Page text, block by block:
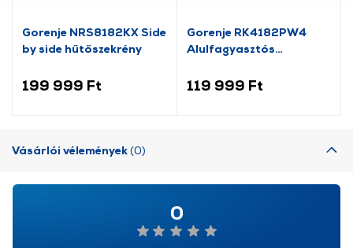
Gorenje NRS8182KX Side
by side hűtőszekrény
199 999 Ft
Gorenje RK4182PW4
Alulfagyasztós
119 999 Ft
Vásárlói vélemények(0)
0